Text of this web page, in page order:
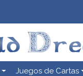
Juegos de Cartas